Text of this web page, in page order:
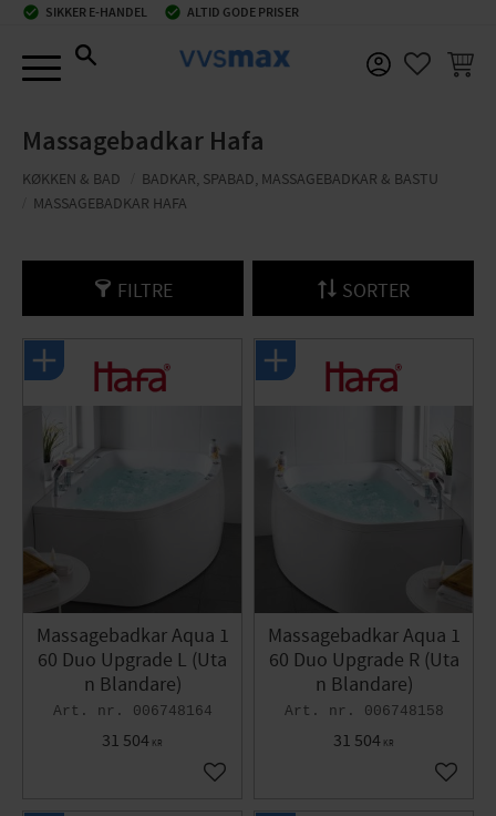
check_circle SIKKER E-HANDEL check_circle ALTID GODE PRISER
Massagebadkar Hafa
KØKKEN & BAD
BADKAR, SPABAD, MASSAGEBADKAR & BASTU
MASSAGEBADKAR HAFA
FILTRE SORTER
Massagebadkar Aqua 1
60 Duo Upgrade L (Uta
n Blandare)
006748164
31 504 KR
Gem som favorit
Massagebadkar Aqua 1
60 Duo Upgrade R (Uta
n Blandare)
006748158
31 504 KR
Gem